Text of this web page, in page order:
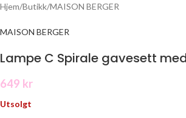
Hjem/Butikk/MAISON BERGER
MAISON BERGER
Lampe C Spirale gavesett
649 kr
Utsolgt